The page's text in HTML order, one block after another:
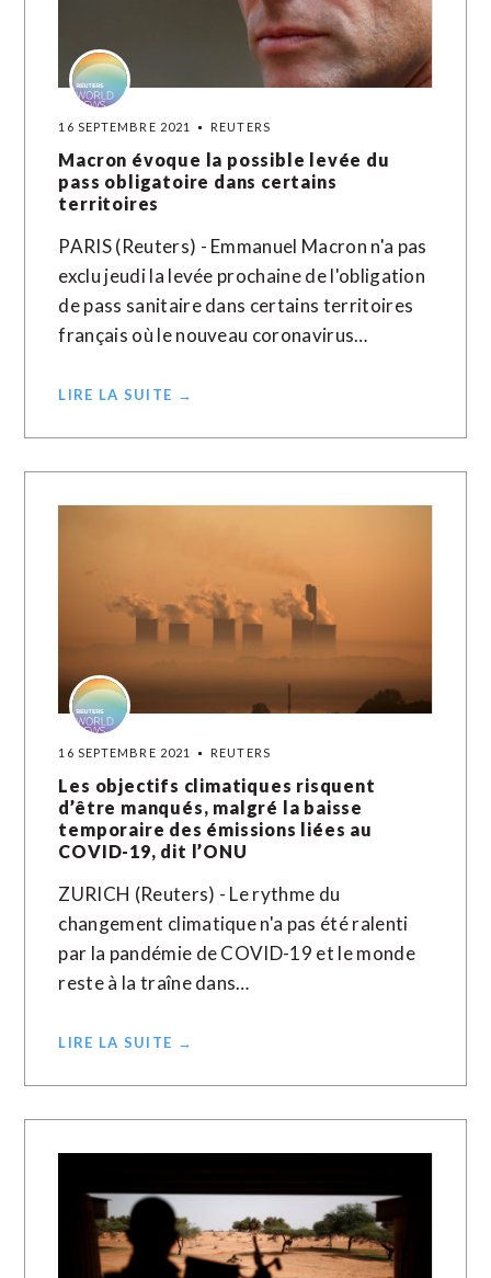
16 SEPTEMBRE 2021 REUTERS
Macron évoque la possible levée du
pass obligatoire dans certains
territoires
PARIS (Reuters) - Emmanuel Macron n'a pas
exclu jeudi la levée prochaine de l'obligation
de pass sanitaire dans certains territoires
français où le nouveau coronavirus…
LIRE LA SUITE →
16 SEPTEMBRE 2021 REUTERS
Les objectifs climatiques risquent
d’être manqués, malgré la baisse
temporaire des émissions liées au
COVID-19, dit l’ONU
ZURICH (Reuters) - Le rythme du
changement climatique n'a pas été ralenti
par la pandémie de COVID-19 et le monde
reste à la traîne dans…
LIRE LA SUITE →